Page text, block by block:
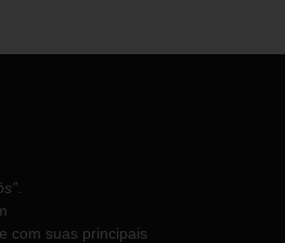
com suas principais